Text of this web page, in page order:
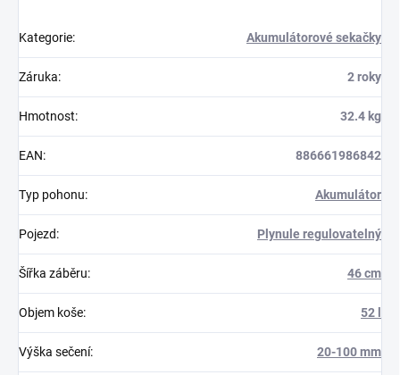
Kategorie: Akumulátorové sekačky
Záruka: 2 roky
Hmotnost: 32.4 kg
EAN: 886661986842
Typ pohonu: Akumulátor
Pojezd: Plynule regulovatelný
Šířka záběru: 46 cm
Objem koše: 52 l
Výška sečení: 20-100 mm